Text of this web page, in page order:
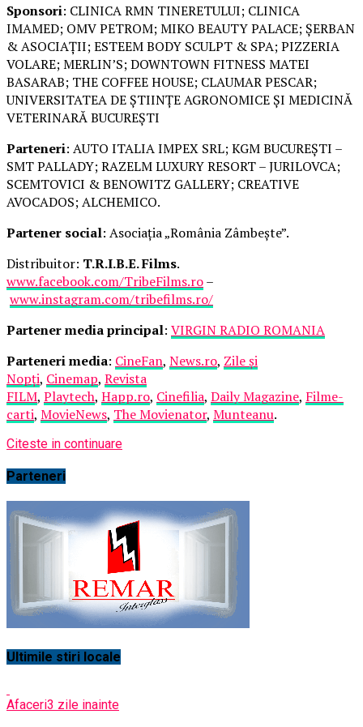
Sponsori: CLINICA RMN TINERETULUI; CLINICA
IMAMED; OMV PETROM; MIKO BEAUTY PALACE; ȘERBAN
& ASOCIAȚII; ESTEEM BODY SCULPT & SPA; PIZZERIA
VOLARE; MERLIN’S; DOWNTOWN FITNESS MATEI
BASARAB; THE COFFEE HOUSE; CLAUMAR PESCAR;
UNIVERSITATEA DE ȘTIINȚE AGRONOMICE ȘI MEDICINĂ
VETERINARĂ BUCUREȘTI
Parteneri: AUTO ITALIA IMPEX SRL; KGM BUCUREȘTI –
SMT PALLADY; RAZELM LUXURY RESORT – JURILOVCA;
SCEMTOVICI & BENOWITZ GALLERY; CREATIVE
AVOCADOS; ALCHEMICO.
Partener social: Asociația „România Zâmbește”.
Distribuitor: T.R.I.B.E. Films.
www.facebook.com/TribeFilms.ro–
www.instagram.com/tribefilms.ro/
Partener media principal: VIRGIN RADIO ROMANIA
Parteneri media: CineFan, News.ro, Zile și
Nopți, Cinemap, Revista
FILM, Playtech, Happ.ro, Cinefilia, Daily Magazine, Filme-
carti, MovieNews, The Movienator, Munteanu.
Citeste in continuare
Parteneri
Ultimile stiri locale
Afaceri3 zile inainte